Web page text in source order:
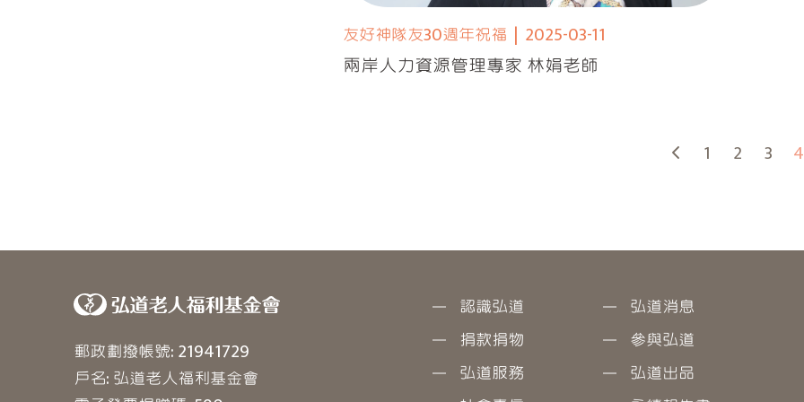
友好神隊友30週年祝福 2025-03-11
兩岸人力資源管理專家 林娟老師
1 2 3 4
郵政劃撥帳號: 21941729
戶名: 弘道老人福利基金會
認識弘道
弘道消息
捐款捐物
參與弘道
弘道服務
弘道出品